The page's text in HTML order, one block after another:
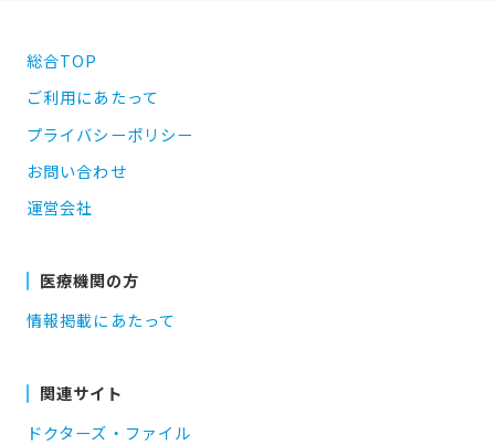
総合TOP
ご利用にあたって
プライバシーポリシー
お問い合わせ
運営会社
医療機関の方
情報掲載にあたって
関連サイト
ドクターズ・ファイル